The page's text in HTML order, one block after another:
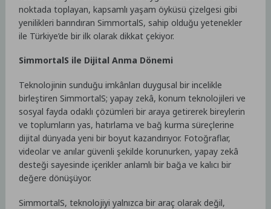
noktada toplayan, kapsamlı yaşam öyküsü çizelgesi gibi
yenilikleri barındıran SimmortalS, sahip olduğu yetenekler
ile Türkiye’de bir ilk olarak dikkat çekiyor.
SimmortalS ile Dijital Anma Dönemi
Teknolojinin sunduğu imkânları duygusal bir incelikle
birleştiren SimmortalS; yapay zekâ, konum teknolojileri ve
sosyal fayda odaklı çözümleri bir araya getirerek bireylerin
ve toplumların yas, hatırlama ve bağ kurma süreçlerine
dijital dünyada yeni bir boyut kazandırıyor. Fotoğraflar,
videolar ve anılar güvenli şekilde korunurken, yapay zekâ
desteği sayesinde içerikler anlamlı bir bağa ve kalıcı bir
değere dönüşüyor.
SimmortalS, teknolojiyi yalnızca bir araç olarak değil,